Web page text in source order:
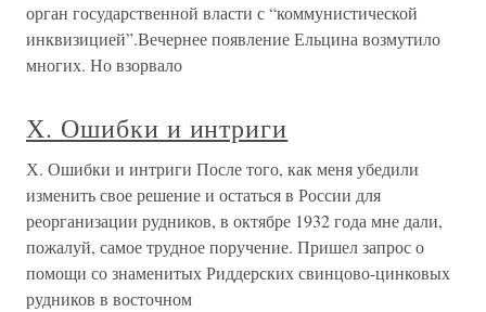
орган государственной власти с “коммунистической
инквизицией”.Вечернее появление Ельцина возмутило
многих. Но взорвало
Х. Ошибки и интриги
Х. Ошибки и интриги После того, как меня убедили
изменить свое решение и остаться в России для
реорганизации рудников, в октябре 1932 года мне дали,
пожалуй, самое трудное поручение. Пришел запрос о
помощи со знаменитых Риддерских свинцово-цинковых
рудников в восточном